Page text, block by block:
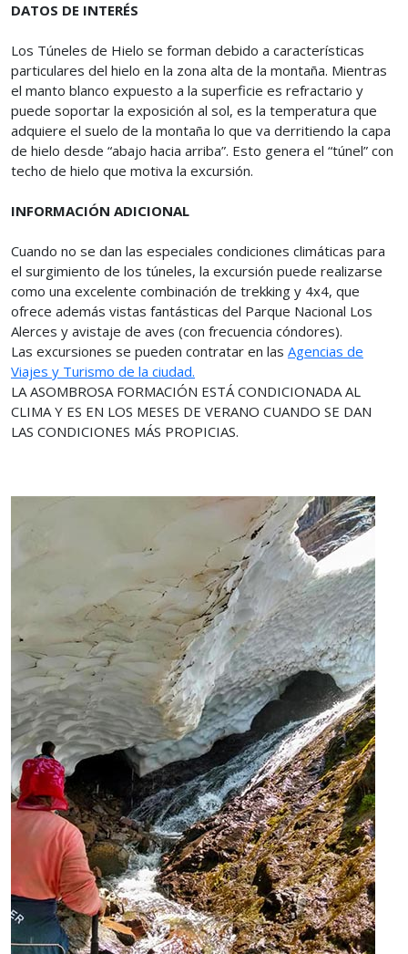
DATOS DE INTERÉS
Los Túneles de Hielo se forman debido a características
particulares del hielo en la zona alta de la montaña. Mientras
el manto blanco expuesto a la superficie es refractario y
puede soportar la exposición al sol, es la temperatura que
adquiere el suelo de la montaña lo que va derritiendo la capa
de hielo desde “abajo hacia arriba”. Esto genera el “túnel” con
techo de hielo que motiva la excursión.
INFORMACIÓN ADICIONAL
Cuando no se dan las especiales condiciones climáticas para
el surgimiento de los túneles, la excursión puede realizarse
como una excelente combinación de trekking y 4x4, que
ofrece además vistas fantásticas del Parque Nacional Los
Alerces y avistaje de aves (con frecuencia cóndores).
Las excursiones se pueden contratar en las Agencias de
Viajes y Turismo de la ciudad.
LA ASOMBROSA FORMACIÓN ESTÁ CONDICIONADA AL
CLIMA Y ES EN LOS MESES DE VERANO CUANDO SE DAN
LAS CONDICIONES MÁS PROPICIAS.